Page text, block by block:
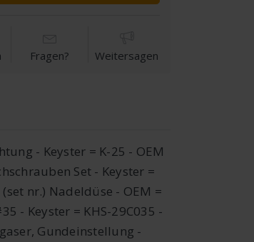
Fragen? Weitersagen
- Keyster = K-25 - OEM
Set - Keyster =
nr.) Nadeldüse - OEM =
- Keyster = KHS-29C035 -
Gundeinstellung -